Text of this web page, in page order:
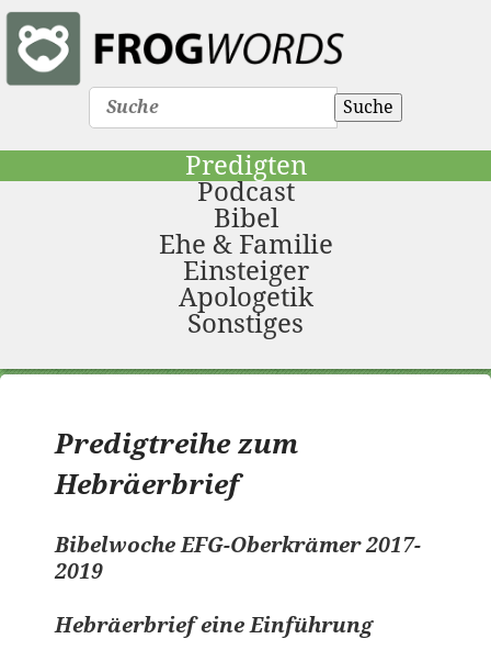
Suche
Predigten
Podcast
Bibel
Ehe & Familie
Einsteiger
Apologetik
Sonstiges
Predigtreihe zum
Hebräerbrief
Bibelwoche EFG-Oberkrämer 2017-
2019
Hebräerbrief eine Einführung